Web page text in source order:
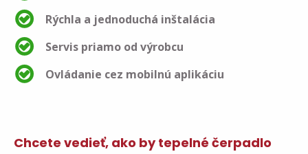
Rýchla a jednoduchá inštalácia
Servis priamo od výrobcu
Ovládanie cez mobilnú aplikáciu
Chcete vedieť, ako by tepelné čerpadlo